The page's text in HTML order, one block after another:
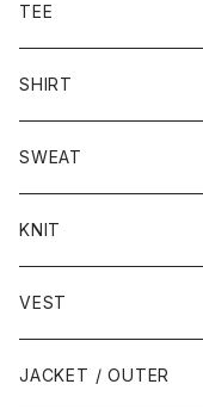
TEE
SHIRT
SWEAT
KNIT
VEST
JACKET / OUTER